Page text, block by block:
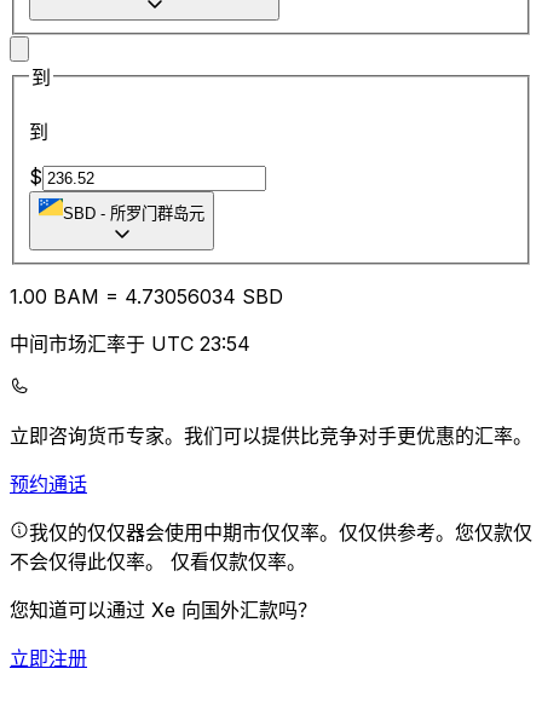
到
到
$
SBD - 所罗门群岛元
1.00 BAM = 4.73056034 SBD
中间市场汇率于 UTC 23:54
立即咨询货币专家。 我们可以提供比竞争对手更优惠的汇率。
预约通话
我仅的仅仅器会使用中期市仅仅率。仅仅供参考。您仅款仅
不会仅得此仅率。 仅看仅款仅率。
您知道可以通过 Xe 向国外汇款吗？
立即注册